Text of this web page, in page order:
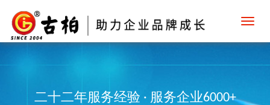
二十二年服务经验 · 服务企业6000+